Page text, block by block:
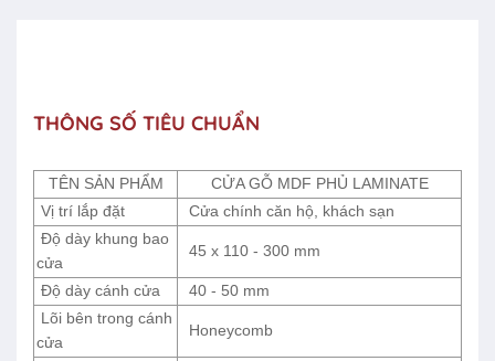
THÔNG SỐ TIÊU CHUẨN
TÊN SẢN PHẨM
CỬA GỖ MDF PHỦ LAMINATE
Vị trí lắp đặt
Cửa chính căn hộ, khách sạn
Độ dày khung bao
cửa
45 x 110 - 300 mm
Độ dày cánh cửa
40 - 50 mm
Lõi bên trong cánh
cửa
Honeycomb